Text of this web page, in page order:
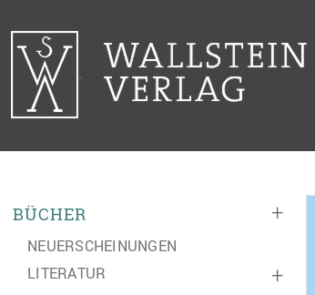
+
BÜCHER
NEUERSCHEINUNGEN
+
LITERATUR